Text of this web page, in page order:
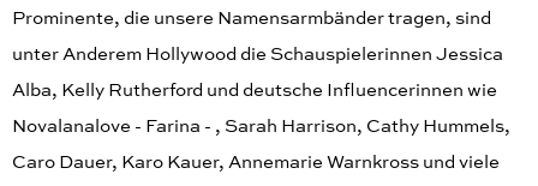
Prominente, die unsere Namensarmbänder tragen, sind
unter Anderem Hollywood die Schauspielerinnen Jessica
Alba, Kelly Rutherford und deutsche Influencerinnen wie
Novalanalove - Farina - , Sarah Harrison, Cathy Hummels,
Caro Dauer, Karo Kauer, Annemarie Warnkross und viele